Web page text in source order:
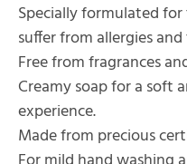
Specially formulated
suffer from allergies
Free from fragrances
Creamy soap for a soft
experience.
Made from precious